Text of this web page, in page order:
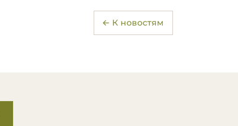
← К новостям